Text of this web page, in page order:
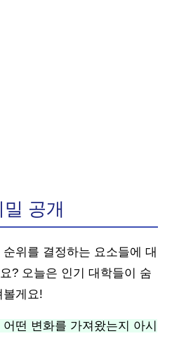
공개
위를 결정하는 요소들에 대
? 오늘은 인기 대학들이 숨
볼게요!
떤 변화를 가져왔는지 아시